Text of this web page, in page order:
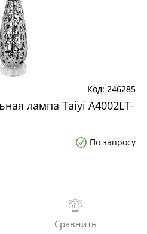
246285
лампа Taiyi A4002LT-
По запросу